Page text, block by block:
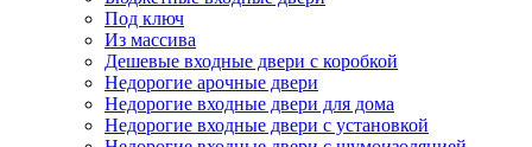
Под ключ
Из массива
Дешевые входные двери с коробкой
Недорогие арочные двери
Недорогие входные двери для дома
Недорогие входные двери с установкой